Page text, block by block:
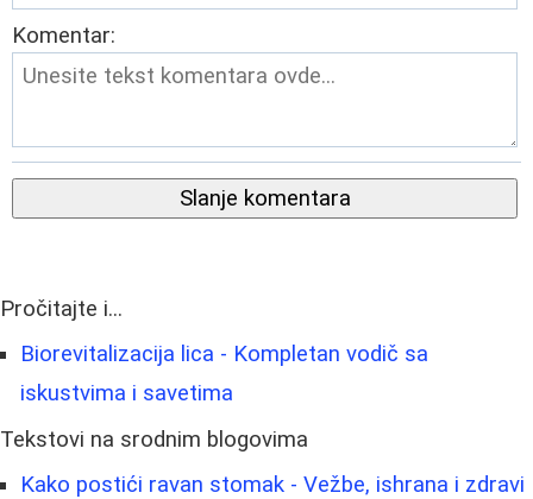
Komentar:
Slanje komentara
Pročitajte i...
Biorevitalizacija lica - Kompletan vodič sa
iskustvima i savetima
Tekstovi na srodnim blogovima
Kako postići ravan stomak - Vežbe, ishrana i zdravi